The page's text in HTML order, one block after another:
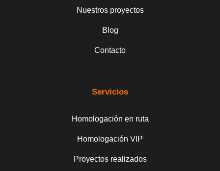
Nuestros proyectos
Blog
Contacto
Servicios
Homologación en ruta
Homologación VIP
Proyectos realizados